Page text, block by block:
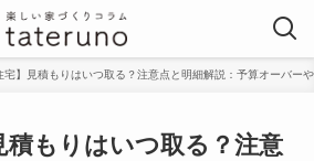
宅】見積もりはいつ取る？注意点と明細解説：予算オーバー
積もりはいつ取る？注意